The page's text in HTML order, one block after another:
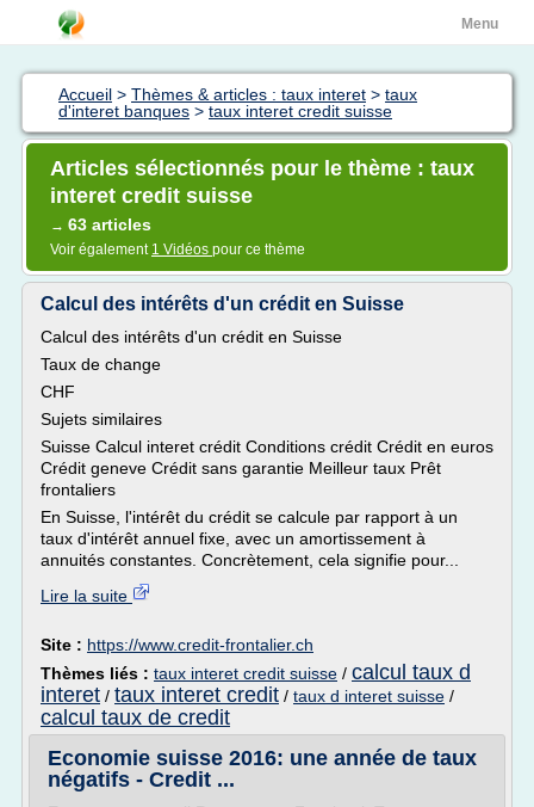
Menu
Accueil > Thèmes & articles : taux interet > taux
d'interet banques > taux interet credit suisse
Articles sélectionnés pour le thème : taux
interet credit suisse
→ 63 articles
Voir également 1 Vidéos pour ce thème
Calcul des intérêts d'un crédit en Suisse
Calcul des intérêts d'un crédit en Suisse
Taux de change
CHF
Sujets similaires
Suisse Calcul interet crédit Conditions crédit Crédit en euros
Crédit geneve Crédit sans garantie Meilleur taux Prêt
frontaliers
En Suisse, l'intérêt du crédit se calcule par rapport à un
taux d'intérêt annuel fixe, avec un amortissement à
annuités constantes. Concrètement, cela signifie pour...
Lire la suite
Site : https://www.credit-frontalier.ch
Thèmes liés : taux interet credit suisse / calcul taux d
interet / taux interet credit / taux d interet suisse /
calcul taux de credit
Economie suisse 2016: une année de taux
négatifs - Credit ...